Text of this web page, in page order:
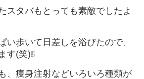
スタバもとっても素敵でしたよ
い歩いて日差しを浴びたので、
(笑)❕❕
、痩身注射などいろいろ種類が